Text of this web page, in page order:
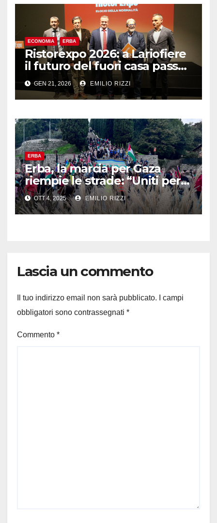
ECONOMIA ERBA
Ristorexpo 2026: a Lariofiere
il futuro del fuori casa passa
dalla “normalità”
GEN 21, 2026 EMILIO RIZZI
ERBA
Erba, la marcia per Gaza
riempie le strade: “Uniti per
la pace, senza odio né
violenza”
OTT 4, 2025 EMILIO RIZZI
Lascia un commento
Il tuo indirizzo email non sarà pubblicato.
I campi
obbligatori sono contrassegnati *
Commento *